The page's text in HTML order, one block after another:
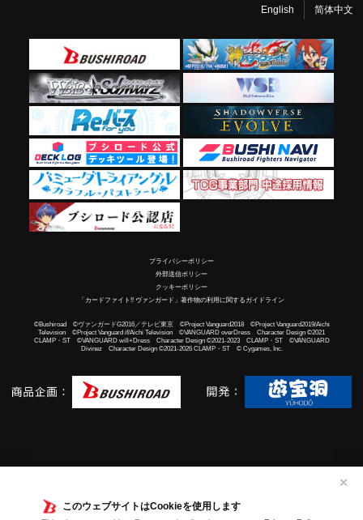
このウェブサイトはCookieを使用します
✕
English 简体中文
プライバシーポリシー
外部送信ポリシー
クッキーポリシー
「カードファイト!! ヴァンガード」著作物の利用に関するガイドライン
©Bushiroad ©ヴァンガードG2016／テレビ東京 ©Project Vanguard2018 ©Project Vanguard2019/Aichi
Television ©Project Vanguard if/Aichi Television ©VANGUARD overDress Character Design ©2021
CLAMP・ST ©VANGUARD will+Dress Character Design ©2021-2023 CLAMP・ST ©VANGUARD
Divinez Character Design ©2021-2026 CLAMP・ST © Cygames, Inc.